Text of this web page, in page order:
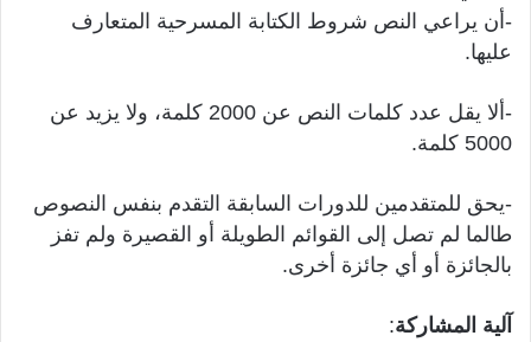
-أن يراعي النص شروط الكتابة المسرحية المتعارف
عليها.
-ألا يقل عدد كلمات النص عن 2000 كلمة، ولا يزيد عن
5000 كلمة.
-يحق للمتقدمين للدورات السابقة التقدم بنفس النصوص
طالما لم تصل إلى القوائم الطويلة أو القصيرة ولم تفز
بالجائزة أو أي جائزة أخرى.
آلية المشاركة: